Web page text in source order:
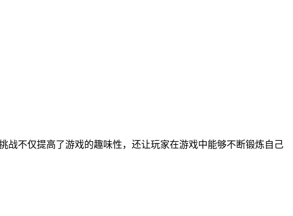
战不仅提高了游戏的趣味性，还让玩家在游戏中能够不断锻炼自己